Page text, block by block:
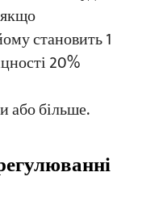
становить 1
20%
або більше.